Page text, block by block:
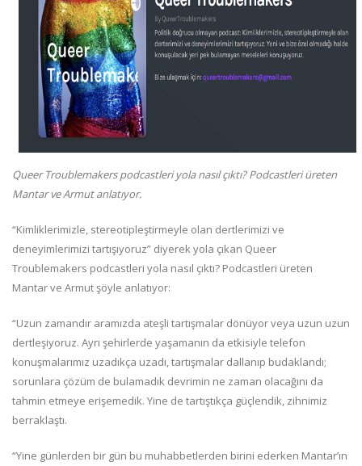
Queer Troublemakers podcastleri yola nasıl çıktı? Podcastleri üreten
Mantar ve Armut anlatıyor.
“Kimliklerimizle, stereotipleştirmeyle olan dertlerimizi ve
deneyimlerimizi tartışıyoruz” diyerek yola çıkan Queer
Troublemakers podcastleri yola nasıl çıktı? Podcastleri üreten
Mantar ve Armut şöyle anlatıyor:
“Uzun zamandır aramızda ateşli tartışmalar dönüyor veya uzun uzun
dertleşiyoruz. Ayrı şehirlerde yaşamanın da etkisiyle telefon
konuşmalarımız uzadıkça uzadı, tartışmalar dallanıp budaklandı;
sorunlara çözüm de bulamadık devrimin ne zaman olacağını da
tahmin etmeye erişemedik. Yine de tartıştıkça güçlendik, zihnimiz
berraklaştı.
“Yine günlerden bir gün bu muhabbetlerden birini ederken Mantar’ın